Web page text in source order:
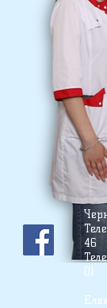
46
01